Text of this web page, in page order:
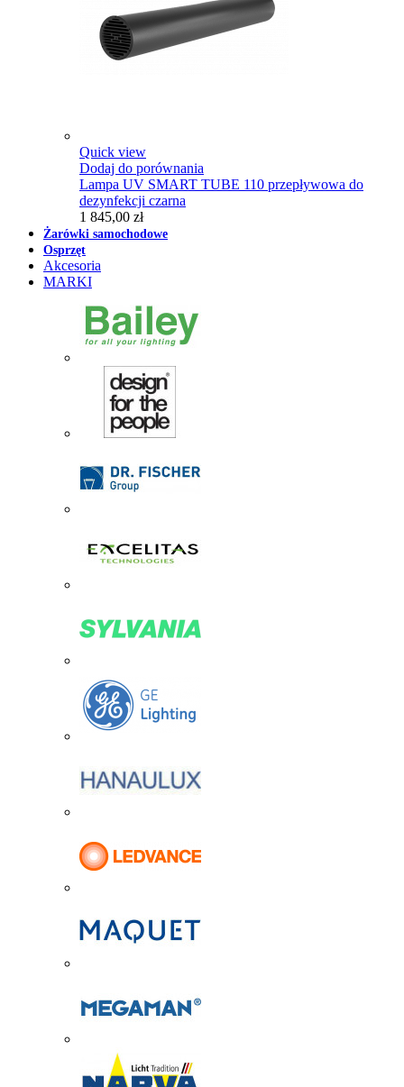
Quick view
Dodaj do porównania
Lampa UV SMART TUBE 110 przepływowa do
dezynfekcji czarna
1 845,00 zł
Żarówki samochodowe
Osprzęt
Akcesoria
MARKI